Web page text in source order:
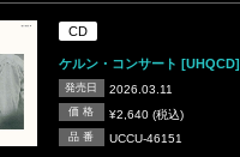
CD
ケルン・コンサート [UHQCD]
発売日 2026.03.11
価 格 ¥2,640 (税込)
品 番 UCCU-46151